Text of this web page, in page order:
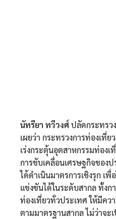
นัทรียา ทวีวงศ์ปลัดกระทรว
เผยว่า กระทรวงการท่องเที่
เร่งกระตุ้นอุตสาหกรรมท่อง
การขับเคลื่อนเศรษฐกิจของ
ได้ดำเนินมาตรการเชิงรุก เ
แข่งขันได้ในระดับสากล ทั้ง
ท่องเที่ยวทั่วประเทศ ให้มีค
ตามมาตรฐานสากล ไม่ว่าจะ